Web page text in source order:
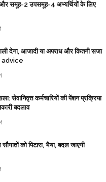
समूह-2 उपसमूह-4 अभ्यर्थियों के लिए
देना, आजादी या अपराध और कितनी सजा
advice
सेवानिवृत्त कर्मचारियों की पेंशन प्रक्रिया
बदलाव
को पिटारा, भैया, बदल जाएगी